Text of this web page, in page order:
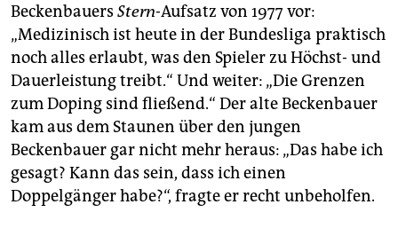
Beckenbauers Stern-Aufsatz von 1977 vor:
„Medizinisch ist heute in der Bundesliga praktisch
noch alles erlaubt, was den Spieler zu Höchst- und
Dauerleistung treibt.“ Und weiter: „Die Grenzen
zum Doping sind fließend.“ Der alte Beckenbauer
kam aus dem Staunen über den jungen
Beckenbauer gar nicht mehr heraus: „Das habe ich
gesagt? Kann das sein, dass ich einen
Doppelgänger habe?“, fragte er recht unbeholfen.